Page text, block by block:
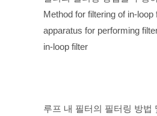
루프 내 필터의 필터링 방법